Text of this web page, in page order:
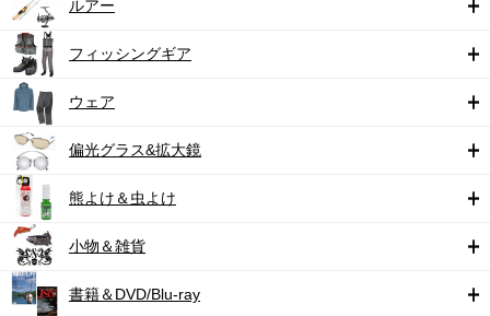
ルアー
フィッシングギア
ウェア
偏光グラス&拡大鏡
熊よけ＆虫よけ
小物＆雑貨
書籍＆DVD/Blu-ray